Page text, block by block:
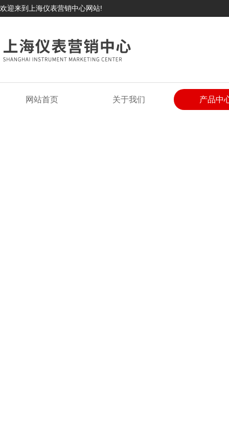
欢迎来到上海仪表营销中心网站!
网站首页 关于我们 产品中